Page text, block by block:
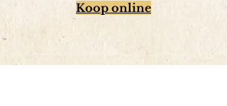
Koop online